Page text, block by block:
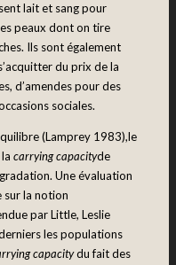
lait et sang pour
peaux dont on tire
Ils sont également
du prix de la
d’amendes pour des
sociales.
(Lamprey 1983),le
carrying capacityde
Une évaluation
sur la notion
par Little, Leslie
les populations
capacitydu fait des